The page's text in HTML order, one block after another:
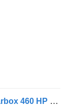
GINAF X 4241 S 8X4 Euro 5 Manual Gearbox 460 HP Only 159.500 KM 4-Axle